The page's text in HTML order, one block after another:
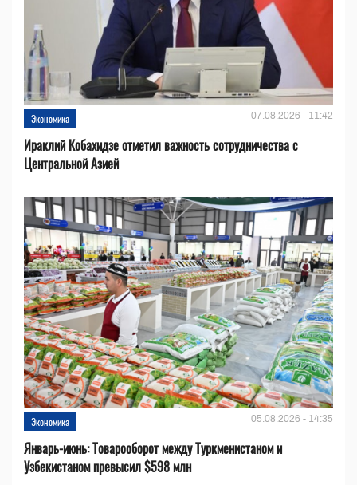
Экономика 07.08.2026 - 11:42
Ираклий Кобахидзе отметил важность сотрудничества с
Центральной Азией
Экономика 05.08.2026 - 14:35
Январь-июнь: Товарооборот между Туркменистаном и
Узбекистаном превысил $598 млн